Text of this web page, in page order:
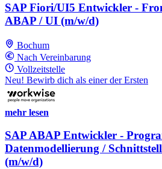
SAP Fiori/UI5 Entwickler -
ABAP / UI (m/w/d)
Bochum
Nach Vereinbarung
Vollzeitstelle
Neu! Bewirb dich als einer der Ersten
mehr lesen
SAP ABAP Entwickler -
Datenmodellierung /
(m/w/d)